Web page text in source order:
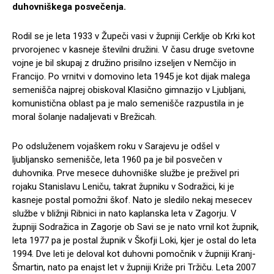
duhovniškega posvečenja.
Rodil se je leta 1933 v Župeči vasi v župniji Cerklje ob Krki kot
prvorojenec v kasneje številni družini. V času druge svetovne
vojne je bil skupaj z družino prisilno izseljen v Nemčijo in
Francijo. Po vrnitvi v domovino leta 1945 je kot dijak malega
semenišča najprej obiskoval Klasično gimnazijo v Ljubljani,
komunistična oblast pa je malo semenišče razpustila in je
moral šolanje nadaljevati v Brežicah.
Po odsluženem vojaškem roku v Sarajevu je odšel v
ljubljansko semenišče, leta 1960 pa je bil posvečen v
duhovnika. Prve mesece duhovniške službe je preživel pri
rojaku Stanislavu Leniču, takrat župniku v Sodražici, ki je
kasneje postal pomožni škof. Nato je sledilo nekaj mesecev
službe v bližnji Ribnici in nato kaplanska leta v Zagorju. V
župniji Sodražica in Zagorje ob Savi se je nato vrnil kot župnik,
leta 1977 pa je postal župnik v Škofji Loki, kjer je ostal do leta
1994. Dve leti je deloval kot duhovni pomočnik v župniji Kranj-
Šmartin, nato pa enajst let v župniji Križe pri Tržiču. Leta 2007